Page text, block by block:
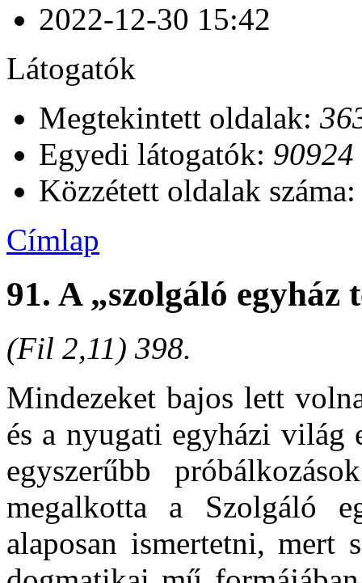
2022-12-30 15:42
Látogatók
Megtekintett oldalak:
Egyedi látogatók: 90924
Közzétett oldalak
Címlap
91. A „szolgáló egyház
(Fil 2,11) 398.
Mindezeket bajos lett
és a nyugati egyházi
egyszerűbb
megalkotta a Szolgáló
alaposan ismertetni,